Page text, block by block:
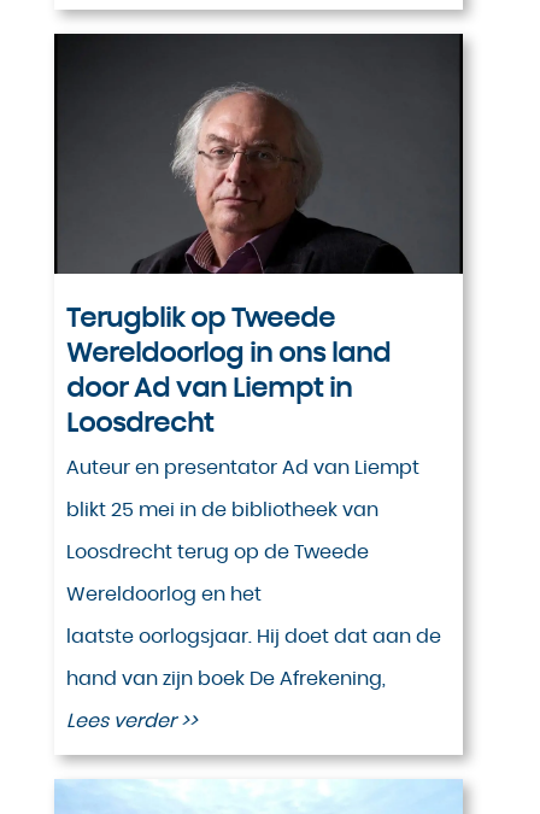
Terugblik op Tweede
Wereldoorlog in ons land
door Ad van Liempt in
Loosdrecht
Auteur en presentator Ad van Liempt
blikt 25 mei in de bibliotheek van
Loosdrecht terug op de Tweede
Wereldoorlog en het
laatste oorlogsjaar. Hij doet dat aan de
hand van zijn boek De Afrekening,
Lees verder >>